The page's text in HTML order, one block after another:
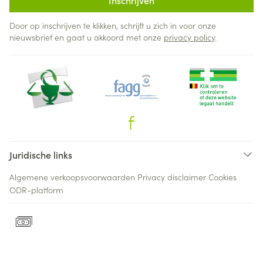
Door op inschrijven te klikken, schrijft u zich in voor onze
nieuwsbrief en gaat u akkoord met onze privacy policy.
Juridische links
Algemene verkoopsvoorwaarden Privacy disclaimer Cookies
ODR-platform